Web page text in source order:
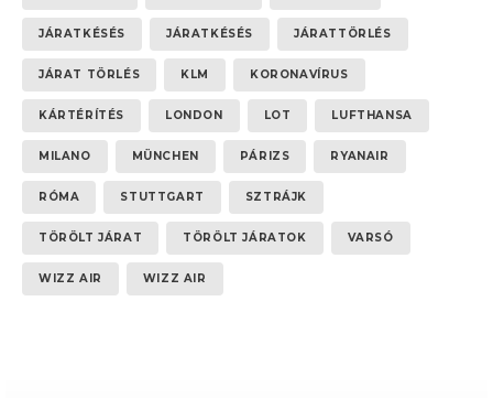
JÁRATKÉSÉS JÁRATKÉSÉS JÁRATTÖRLÉS
JÁRAT TÖRLÉS KLM KORONAVÍRUS
KÁRTÉRÍTÉS LONDON LOT LUFTHANSA
MILANO MÜNCHEN PÁRIZS RYANAIR
RÓMA STUTTGART SZTRÁJK
TÖRÖLT JÁRAT TÖRÖLT JÁRATOK VARSÓ
WIZZ AIR WIZZ AIR